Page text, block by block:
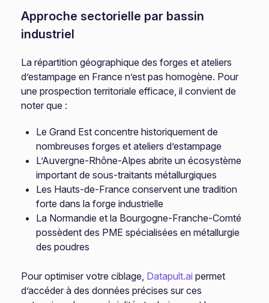
Approche sectorielle par bassin
industriel
La répartition géographique des forges et ateliers
d’estampage en France n’est pas homogène. Pour
une prospection territoriale efficace, il convient de
noter que :
Le Grand Est concentre historiquement de
nombreuses forges et ateliers d’estampage
L’Auvergne-Rhône-Alpes abrite un écosystème
important de sous-traitants métallurgiques
Les Hauts-de-France conservent une tradition
forte dans la forge industrielle
La Normandie et la Bourgogne-Franche-Comté
possèdent des PME spécialisées en métallurgie
des poudres
Pour optimiser votre ciblage, Datapult.ai permet
d’accéder à des données précises sur ces